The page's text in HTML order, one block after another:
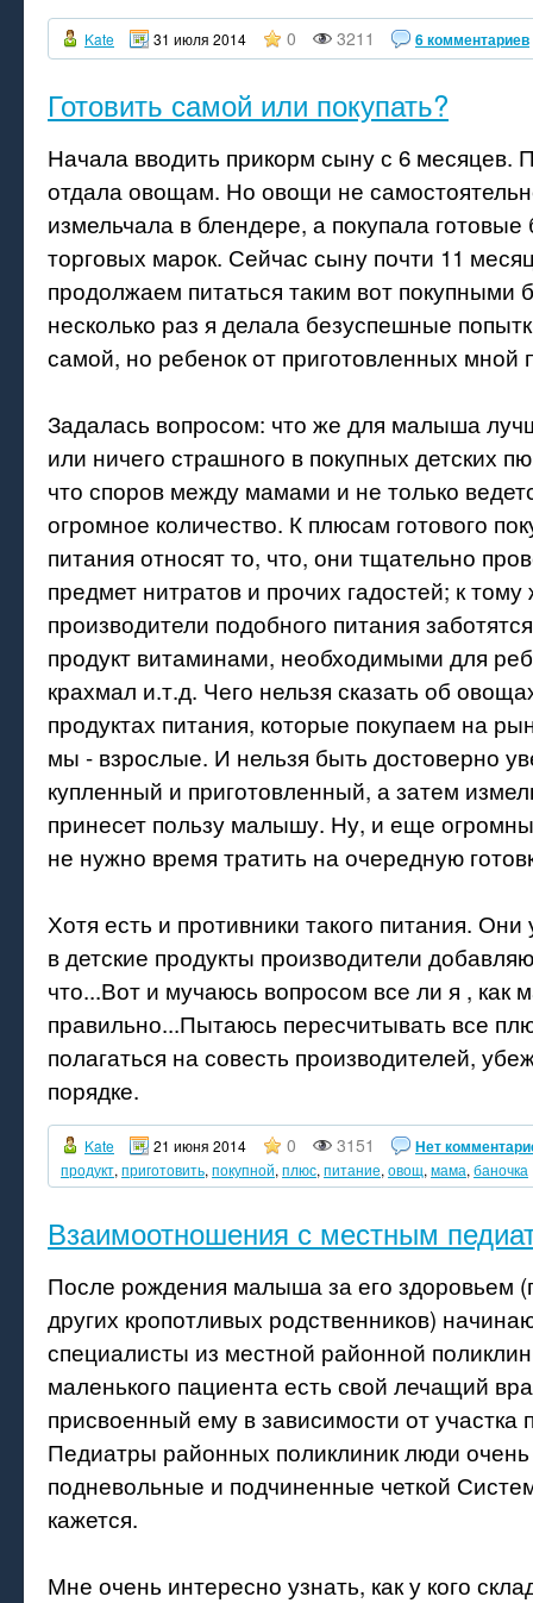
Kate 31 июля 2014 0 3211 6 комментариев
Готовить самой или покупать?
Начала вводить прикорм сыну с 6 месяцев.
отдала овощам. Но овощи не
измельчала в блендере, а покупала
торговых марок. Сейчас сыну почти 11
продолжаем питаться таким вот покупными
несколько раз я делала безуспешные
самой, но ребенок от приготовленных мной
Задалась вопросом: что же для малыша
или ничего страшного в покупных детских
что споров между мамами и не только
огромное количество. К плюсам готового
питания относят то, что, они тщательно
предмет нитратов и прочих гадостей; к
производители подобного питания
продукт витаминами, необходимыми для
крахмал и.т.д. Чего нельзя сказать об
продуктах питания, которые покупаем на
мы - взрослые. И нельзя быть достоверно
купленный и приготовленный, а затем
принесет пользу малышу. Ну, и еще
не нужно время тратить на очередную
Хотя есть и противники такого питания.
в детские продукты производители
что...Вот и мучаюсь вопросом все ли я , как
правильно...Пытаюсь пересчитывать все
полагаться на совесть производителей,
порядке.
Kate 21 июня 2014 0 3151 Нет
продукт, приготовить, покупной, плюс, питание, овощ, мама, баночка
Взаимоотношения с местным
После рождения малыша за его здоровьем
других кропотливых родственников)
специалисты из местной районной
маленького пациента есть свой лечащий
присвоенный ему в зависимости от участка
Педиатры районных поликлиник люди
подневольные и подчиненные четкой
кажется.
Мне очень интересно узнать, как у кого